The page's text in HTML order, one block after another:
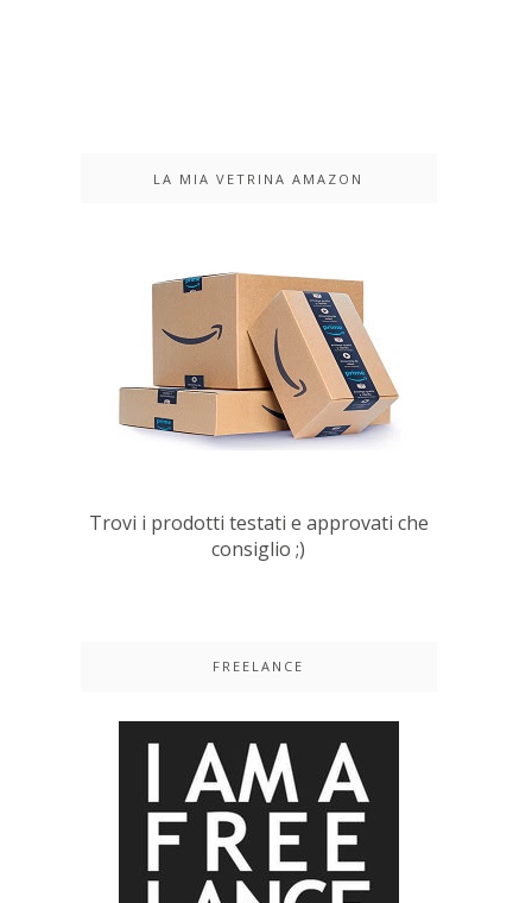
LA MIA VETRINA AMAZON
Trovi i prodotti testati e approvati che
consiglio ;)
FREELANCE